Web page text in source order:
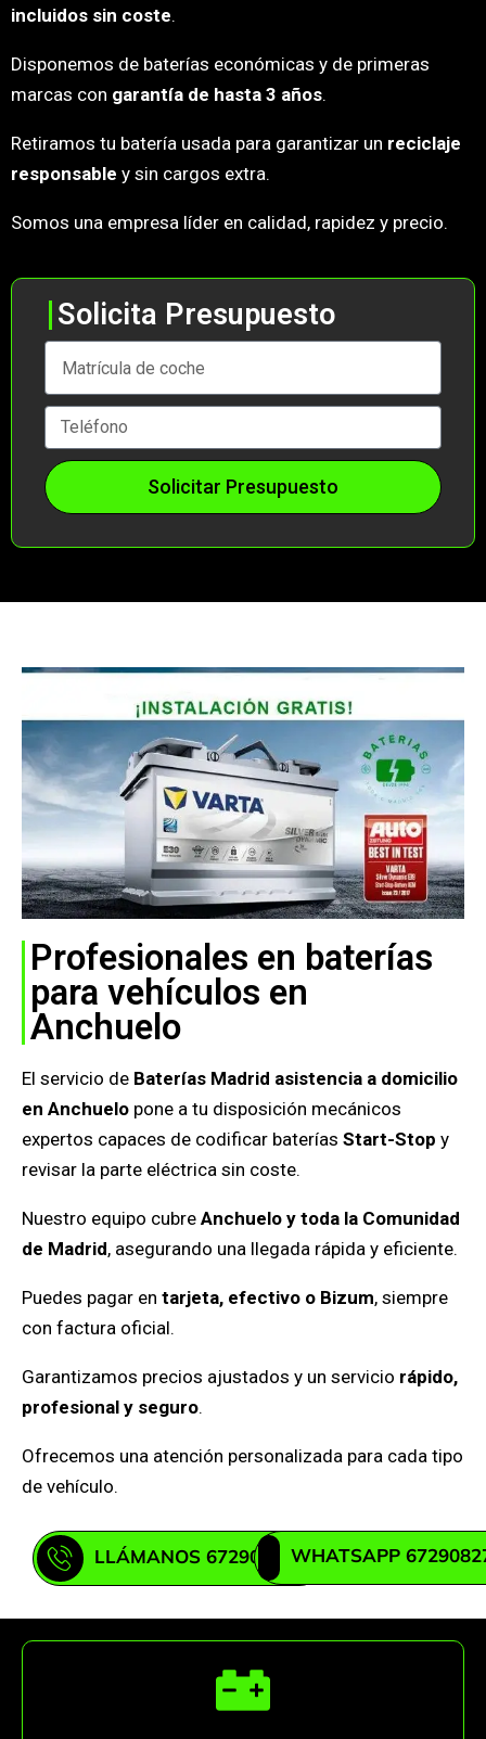
Solicita Presupuesto
Solicitar Presupuesto
incluidos sin coste.
Disponemos de baterías económicas y de primeras
marcas con garantía de hasta 3 años.
Retiramos tu batería usada para garantizar un reciclaje
responsable y sin cargos extra.
Somos una empresa líder en calidad, rapidez y precio.
Profesionales en baterías
para vehículos en
Anchuelo
El servicio de Baterías Madrid asistencia a domicilio
en Anchuelo pone a tu disposición mecánicos
expertos capaces de codificar baterías Start-Stop y
revisar la parte eléctrica sin coste.
Nuestro equipo cubre Anchuelo y toda la Comunidad
de Madrid, asegurando una llegada rápida y eficiente.
Puedes pagar en tarjeta, efectivo o Bizum, siempre
con factura oficial.
Garantizamos precios ajustados y un servicio rápido,
profesional y seguro.
Ofrecemos una atención personalizada para cada tipo
de vehículo.
LLÁMANOS 672908271WHATSAPP